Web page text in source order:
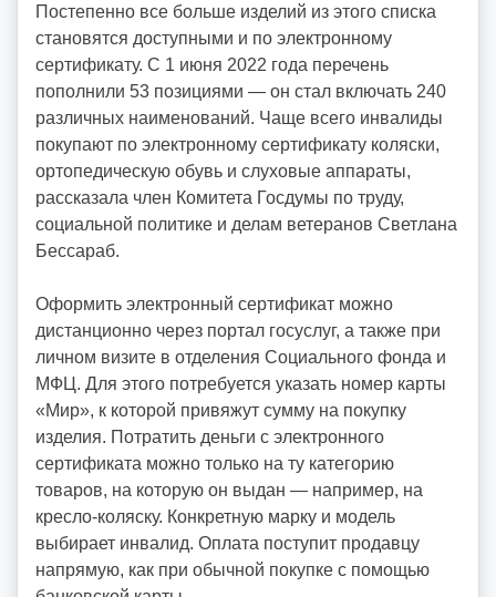
Постепенно все больше изделий из этого списка
становятся доступными и по электронному
сертификату. С 1 июня 2022 года перечень
пополнили 53 позициями — он стал включать 240
различных наименований. Чаще всего инвалиды
покупают по электронному сертификату коляски,
ортопедическую обувь и слуховые аппараты,
рассказала член Комитета Госдумы по труду,
социальной политике и делам ветеранов Светлана
Бессараб.
Оформить электронный сертификат можно
дистанционно через портал госуслуг, а также при
личном визите в отделения Социального фонда и
МФЦ. Для этого потребуется указать номер карты
«Мир», к которой привяжут сумму на покупку
изделия. Потратить деньги с электронного
сертификата можно только на ту категорию
товаров, на которую он выдан — например, на
кресло-коляску. Конкретную марку и модель
выбирает инвалид. Оплата поступит продавцу
напрямую, как при обычной покупке с помощью